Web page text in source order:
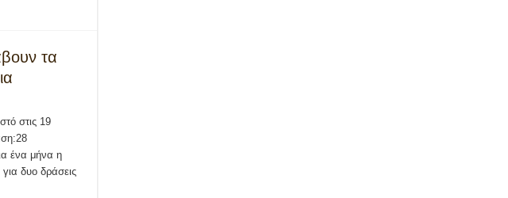
τα
στις 19
ένα μήνα η
δυο δράσεις